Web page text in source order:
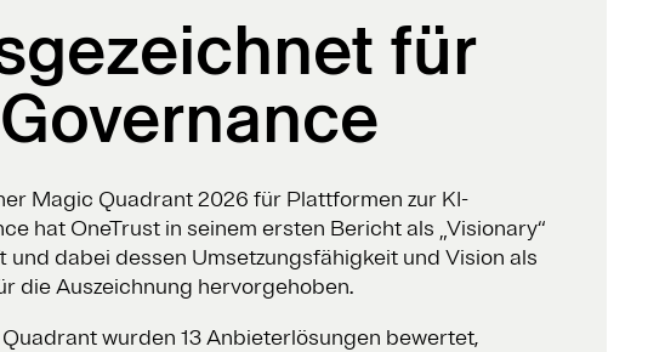
für
Magic Quadrant 2026 für Plattformen zur KI-
hat OneTrust in seinem ersten Bericht als „Visionary“
und dabei dessen Umsetzungsfähigkeit und Vision als
die Auszeichnung hervorgehoben.
wurden 13 Anbieterlösungen bewertet,